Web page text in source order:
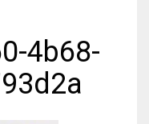
4b68-